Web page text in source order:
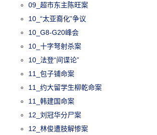
09_超市东主陈旺案
10_“太亚裔化”争议
10_G8-G20峰会
10_十字弩射杀案
10_法登“间谍论”
11_包子铺命案
11_约大留学生柳乾命案
11_韩建国命案
12_刘冠华分尸案
12_林俊遭肢解惨案